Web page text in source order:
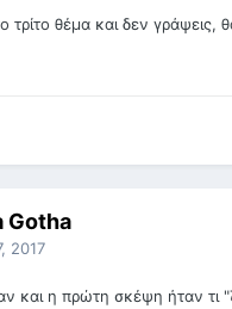
τρίτο θέμα και δεν γράψεις,
Gotha
2017
και η πρώτη σκέψη ήταν τι